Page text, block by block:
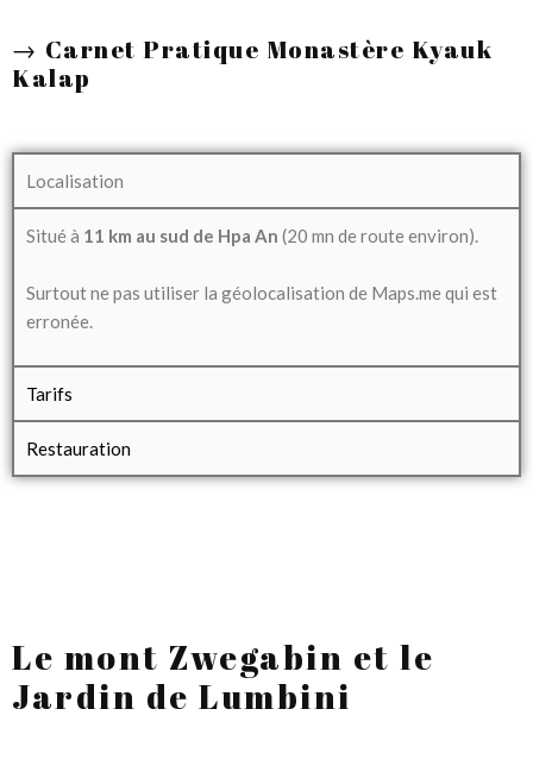
→ Carnet Pratique Monastère Kyauk
Kalap
Localisation
Situé à 11 km au sud de Hpa An (20 mn de route environ).
Surtout ne pas utiliser la géolocalisation de Maps.me qui est
erronée.
Tarifs
Restauration
Le mont Zwegabin et le
Jardin de Lumbini